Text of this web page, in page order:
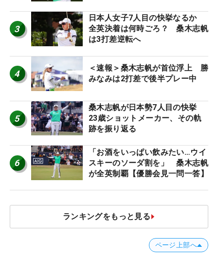
3
日本人女子7人目の快挙なるか
全英決着は何時ごろ？ 桑木志帆
は3打差逆転へ
4
＜速報＞桑木志帆が首位浮上 勝
みなみは2打差で後半プレー中
5
桑木志帆が日本勢7人目の快挙
23歳ショットメーカー、その軌
跡を振り返る
6
「お酒をいっぱい飲みたい…ウイ
スキーのソーダ割を」 桑木志帆
が全英制覇【優勝会見一問一答】
ランキングをもっと見る
ページ上部へ